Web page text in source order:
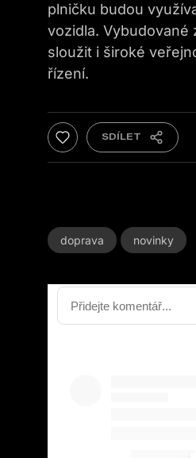
plničku budou
vozidla. Vybudované
sloužit i široké
řízení.
doprava novinky